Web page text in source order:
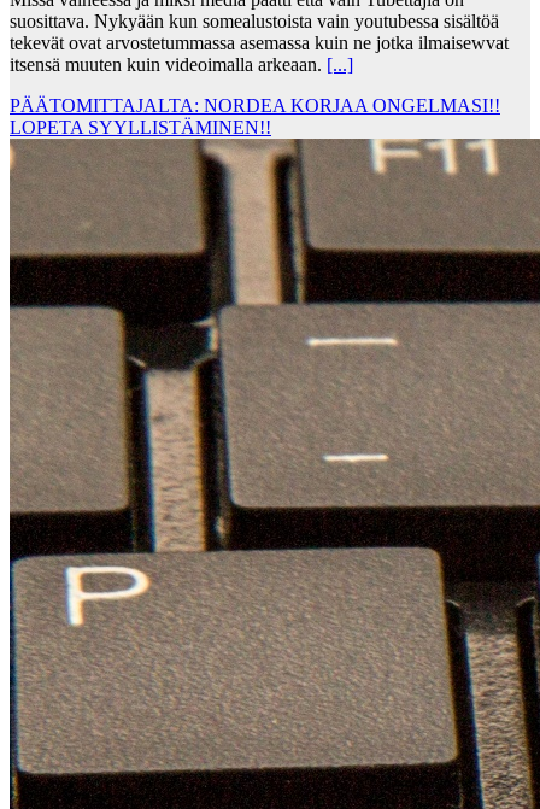
suosittava. Nykyään kun somealustoista vain youtubessa sisältöä
tekevät ovat arvostetummassa asemassa kuin ne jotka ilmaisewvat
itsensä muuten kuin videoimalla arkeaan. [...]
PÄÄTOMITTAJALTA: NORDEA KORJAA ONGELMASI!!
LOPETA SYYLLISTÄMINEN!!